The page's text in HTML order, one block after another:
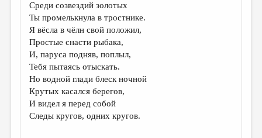
ИЗБРАННОЕ
ДАЙДЖЕСТ
ПРОИЗВЕДЕНИЯ
ПЕРЕВОДЫ
КОНКУРСЫ
ДЕТСКАЯ КОМНАТА
Среди созвездий золотых
Ты промелькнула в тростнике.
Я вёсла в чёлн свой положил,
Простые снасти рыбака,
И, паруса подняв, поплыл,
Тебя пытаясь отыскать.
Но водной глади блеск ночной
Крутых касался берегов,
И видел я перед собой
Следы кругов, одних кругов.